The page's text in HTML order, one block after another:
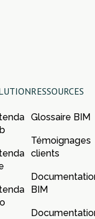
RESSOURCES
Glossaire BIM
Témoignages
clients
BIM